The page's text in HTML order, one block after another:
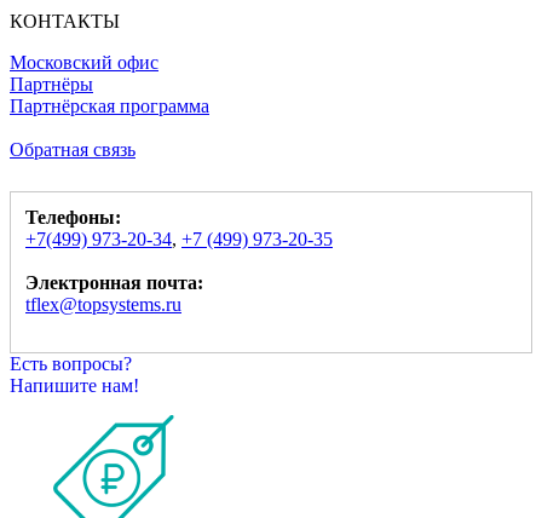
КОНТАКТЫ
Московский офис
Партнёры
Партнёрская программа
Обратная связь
Телефоны:
+7(499) 973-20-34, +7 (499) 973-20-35
Электронная почта:
tflex@topsystems.ru
Есть вопросы?
Напишите нам!